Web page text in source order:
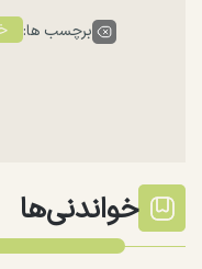
برچسب ها:
خواندنی‌ها